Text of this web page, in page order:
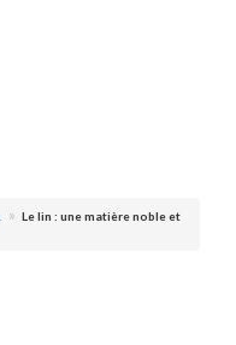
Le lin : une matière noble et